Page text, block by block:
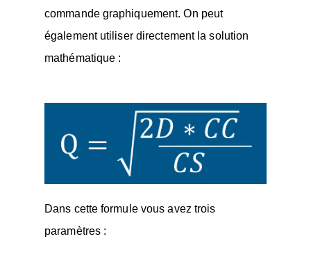
commande graphiquement. On peut
également utiliser directement la solution
mathématique :
Dans cette formule vous avez trois
paramètres :